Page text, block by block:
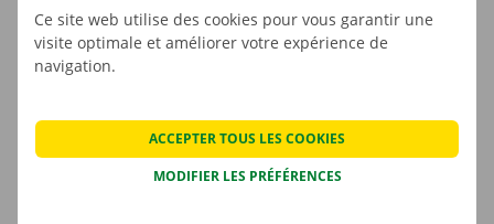
carrosserie, charge utile plus élevée.
Remorque Moto B: ouverte, place pour deux motos.
Remorque Voiture Ouverte BE
Remorque Voiture Fermée BE: porte-voiture fermé
jusqu'à 2.000 kg, trois essieux.
À quoi faire attention
Ce site web utilise des cookies pour vous garantir une
visite optimale et améliorer votre expérience de
navigation.
MODIFIER LES PRÉFÉRENCES
ACCEPTER TOUS LES COOKIES